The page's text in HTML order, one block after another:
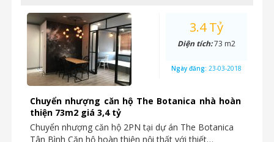
Chuyển nhượng căn hộ The Botanica nhà hoàn
thiện 73m2 giá 3,4 tỷ
Chuyển nhượng căn hộ 2PN tại dự án The Botanica
Tân Bình Căn hộ hoàn thiện nội thất với thiết…
3.4 Tỷ
Diện tích:73 m2
Ngày đăng: 23-03-2018